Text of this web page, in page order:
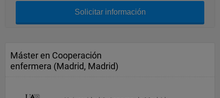
Solicitar información
Máster en Cooperación
enfermera (Madrid, Madrid)